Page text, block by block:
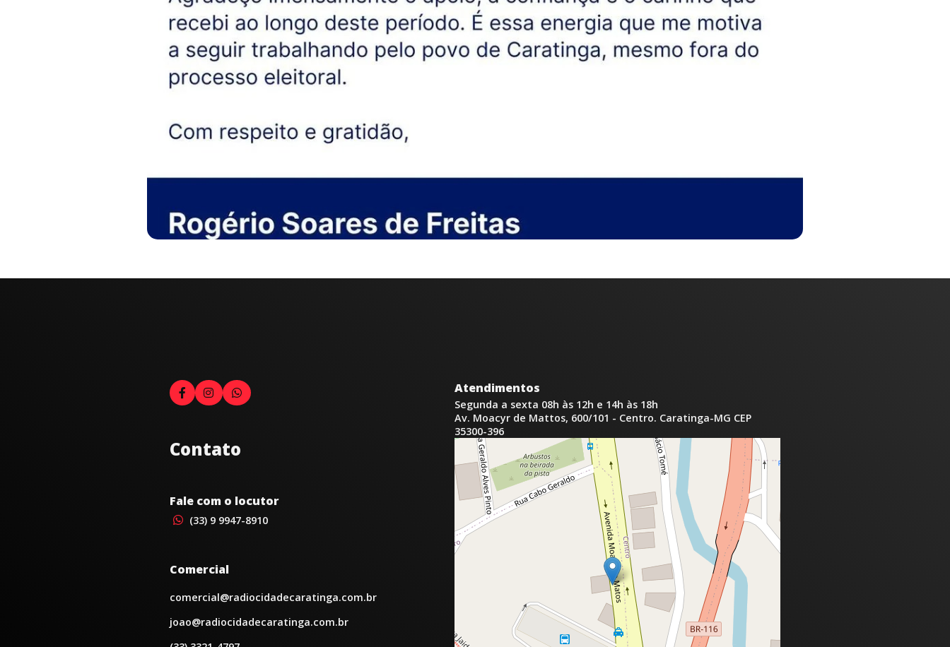
Contato
Fale com o locutor
(33) 9 9947-8910
Comercial
comercial@radiocidadecaratinga.com.br
joao@radiocidadecaratinga.com.br
Atendimentos
Segunda a sexta 08h às 12h e 14h às 18h
Av. Moacyr de Mattos, 600/101 - Centro. Caratinga-MG CEP
35300-396